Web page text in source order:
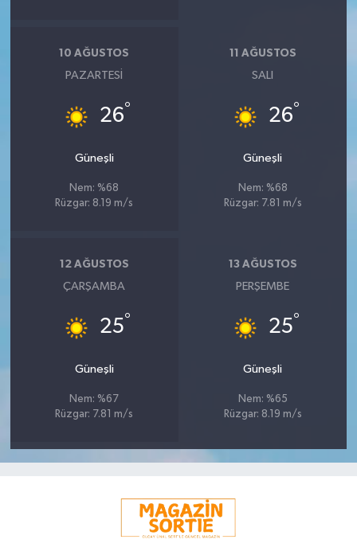
10 AĞUSTOS
PAZARTESI
26°
Güneşli
Nem: %68
Rüzgar: 8.19 m/s
11 AĞUSTOS
SALI
26°
Güneşli
Nem: %68
Rüzgar: 7.81 m/s
12 AĞUSTOS
ÇARŞAMBA
25°
Güneşli
Nem: %67
Rüzgar: 7.81 m/s
13 AĞUSTOS
PERŞEMBE
25°
Güneşli
Nem: %65
Rüzgar: 8.19 m/s